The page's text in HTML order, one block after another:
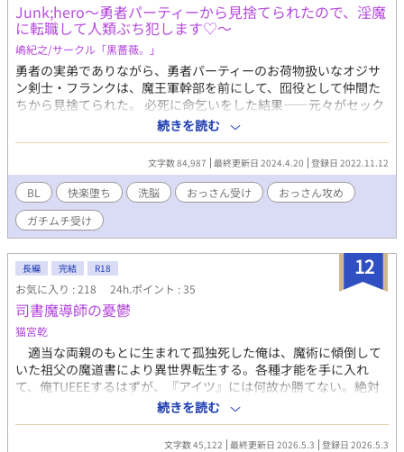
Junk;hero〜勇者パーティーから見捨てられたので、淫魔
に転職して人類ぶち犯します♡〜
嶋紀之/サークル「黒薔薇。」
勇者の実弟でありながら、勇者パーティーのお荷物扱いなオジサ
ン剣士・フランクは、魔王軍幹部を前にして、囮役として仲間た
ちから見捨てられた。 必死に命乞いをした結果――元々がセック
ス大好きな淫乱ビッチだった彼は、幹部による快楽責めに敗北
し、淫魔として改造されてしまう。 性欲モンスターと化したフラ
ンクは、正義の心に燃える聖騎士たちや、かつての仲間をも快楽
洗脳し、自らの性処理玩具に貶めていく――！ 露骨表現多めの抜
きエロです。基本的に悪堕ち/快楽堕ち/洗脳/催眠要素ばっかり。
陵辱と襲い受しかない。 主人公が左右非固定、♡と淫語飛び交う
ハード系エロ、濁点喘ぎ、精飲/ぬるめの小スカ/軽度のチンカス
描写注意。 ※pixiv、ムーンライトノベルズにて先行掲載済みの作
品です。完結済みのため、一日一話ずつ毎日投稿していきます。
【主人公】 フランク…ヤリチンでビッチなゲイ。性格はお気楽な
快楽主義者。クソ野郎。 【お相手一覧】 魔王軍幹部の高慢触手男
(リバ)/童貞な騎士団モブ兵士×主人公(襲い受)/主人公×ノンケ妻
子持ち騎士団長/高飛車青年魔導師×主人公/主人公の配下×ウブ
な生真面目ガチムチ神官(挿入無し)/主人公×女好きクズな兄貴の
勇者(本番行為は同人誌版に収録)
続きを読む
文字数 84,987 最終更新日 2024.4.20 登録日 2022.11.12
BL 快楽堕ち 洗脳 おっさん受け
おっさん攻め
ガチムチ受け
12
長編 完結 R18
お気に入り : 218 24h.ポイント : 35
司書魔導師の憂鬱
猫宮乾
適当な両親のもとに生まれて孤独死した俺は、魔術に傾倒して
いた祖父の魔道書により異世界転生する。各種才能を手に入れ
て、俺TUEEEするはずが、『アイツ』には何故か勝てない。絶対
に勝ってやる、あいつも俺を敵対視しているようだし――と、思
っていたが、あれ？ という、異世界ファンタジーです。※貴族
令息（天才）×貴族令息（秀才・努力家？）のお話です。
続きを読む
文字数 45,122 最終更新日 2026.5.3 登録日 2026.5.3